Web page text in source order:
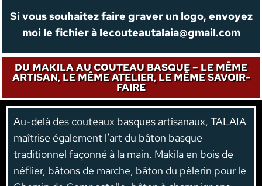
Si vous souhaitez faire graver un logo, envoyez
moi le fichier à lecouteautalaia@gmail.com
DU MAKILA AU COUTEAU BASQUE – LE MÊME
ARTISAN, LE MÊME ATELIER, LE MÊME SAVOIR-
FAIRE
Au-delà des couteaux basques artisanaux, TALAIA
maîtrise également l’art du bâton basque
traditionnel façonné à la main. Makila en bois de
néflier, bâtons de marche, bâton du pèlerin pour le